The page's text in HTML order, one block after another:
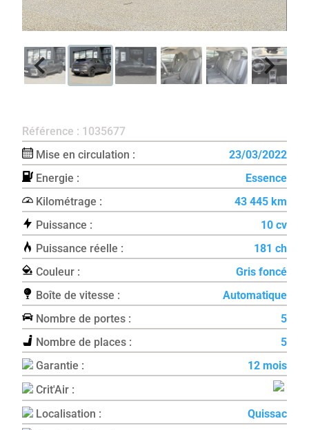
Référence : 1035677
Mise en circulation :
23/03/2022
Energie :
Essence
Kilométrage :
43 445 km
Puissance :
10 cv
Puissance réelle :
181 ch
Couleur :
Gris foncé
Boîte de vitesse :
Automatique
Nombre de portes :
5
Nombre de places :
5
Garantie :
12 mois
Crit'Air :
Localisation :
Quissac